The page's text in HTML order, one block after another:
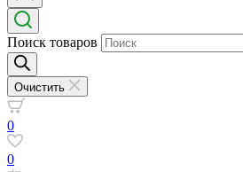
Поиск товаров
Очистить
0
0